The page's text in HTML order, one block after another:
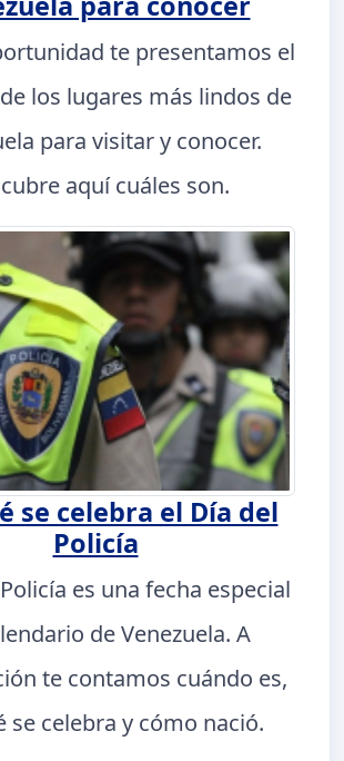
te presentamos el
los lugares más lindos de
para visitar y conocer.
aquí cuáles son.
se celebra el Día del
Policía
es una fecha especial
de Venezuela. A
te contamos cuándo es,
se celebra y cómo nació.